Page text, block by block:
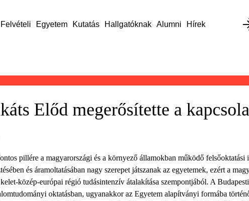
Felvételi Egyetem Kutatás Hallgatóknak Alumni Hírek
Előd megerősítette a
pillére a magyarországi és a környező államokban működő
és áramoltatásában nagy szerepet játszanak az egyetemek, ezért a
közép-európai régió tudásintenzív átalakítása szempontjából. A
oktatásban, ugyanakkor az Egyetem alapítványi formába